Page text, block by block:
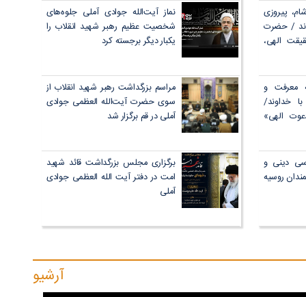
پیروزی
/ حضرت
الهی،
معرفت و
خداوند/
الهی»
دینی و
روسیه
نماز آیت‌الله جوادی آملی جلوه‌های
شخصیت عظیم رهبر شهید انقلاب را
یکبار دیگر برجسته کرد
مراسم بزرگداشت رهبر شهید انقلاب از
سوی حضرت آیت‌الله العظمی جوادی
آملی در قم برگزار شد
برگزاری مجلس بزرگداشت قائد شهید
امت در دفتر آیت الله العظمی جوادی
آملی
آرشیو